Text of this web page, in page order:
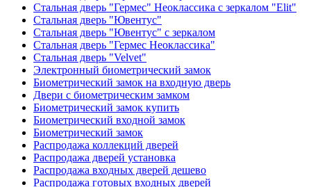
Стальная дверь "Гермес" Неоклассика с зеркалом "Elit"
Стальная дверь "Ювентус"
Стальная дверь "Ювентус" с зеркалом
Стальная дверь "Гермес Неоклассика"
Стальная дверь "Velvet"
Электронный биометрический замок
Биометрический замок на входную дверь
Двери с биометрическим замком
Биометрический замок купить
Биометрический входной замок
Биометрический замок
Распродажа коллекций дверей
Распродажа дверей установка
Распродажа входных дверей дешево
Распродажа готовых входных дверей